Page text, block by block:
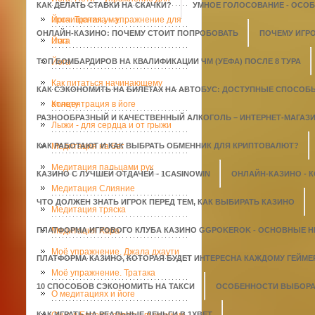
КАК ДЕЛАТЬ СТАВКИ НА СКАЧКИ? УМНОЕ ГОЛОСОВАНИЕ -
ОНЛАЙН-КАЗИНО: ПОЧЕМУ СТОИТ ПОПРОБОВАТЬ ПОЧЕМУ
ТОП БОМБАРДИРОВ НА КВАЛИФИКАЦИИ ЧМ (УЕФА) ПОСЛЕ 8 ТУРА
КАК СЭКОНОМИТЬ НА БИЛЕТАХ НА АВТОБУС: ДОСТУПНЫЕ
РАЗНООБРАЗНЫЙ И КАЧЕСТВЕННЫЙ АЛКОГОЛЬ – ИНТЕРНЕТ-
КАК РАБОТАЮТ И КАК ВЫБРАТЬ ОБМЕННИК ДЛЯ КРИПТОВАЛЮТ?
КАЗИНО С ЛУЧШЕЙ ОТДАЧЕЙ - 1СASINOWIN ОНЛАЙН-КАЗИНО -
ЧТО ДОЛЖЕН ЗНАТЬ ИГРОК ПЕРЕД ТЕМ, КАК ВЫБИРАТЬ КАЗИНО
ПЛАТФОРМА ИГРОВОГО КЛУБА КАЗИНО GGPOKEROK -
ПЛАТФОРМА КАЗИНО, КОТОРАЯ БУДЕТ ИНТЕРЕСНА КАЖДОМУ
10 СПОСОБОВ СЭКОНОМИТЬ НА ТАКСИ ОСОБЕННОСТИ
прочищения ума.
Йога. Тратака – упражнение для
глаз
Йога
Йога
Как питаться начинающему
атлету
Концентрация в йоге
Лыжи - для сердца и от грыжи
Медитация на бег
Медитация пальцами рук
Медитация Слияние
Медитация тряска
Медитация Хара
Моё упражнение. Джала дхаути
Моё упражнение. Тратака
О медитациях и йоге